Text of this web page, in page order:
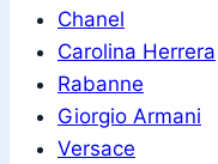
Chanel
Carolina Herrera
Rabanne
Giorgio Armani
Versace